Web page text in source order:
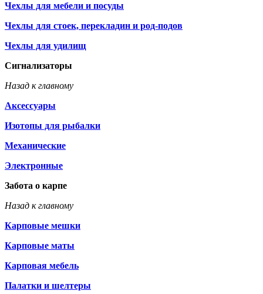
Чехлы для мебели и посуды
Чехлы для стоек, перекладин и род-подов
Чехлы для удилищ
Сигнализаторы
Назад к главному
Аксессуары
Изотопы для рыбалки
Механические
Электронные
Забота о карпе
Назад к главному
Карповые мешки
Карповые маты
Карповая мебель
Палатки и шелтеры